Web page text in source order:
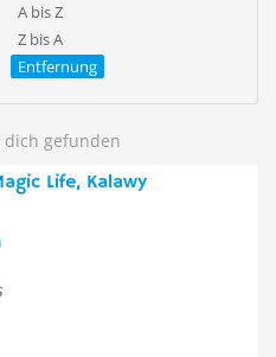
A bis Z
Z bis A
Entfernung
gefunden
Life, Kalawy